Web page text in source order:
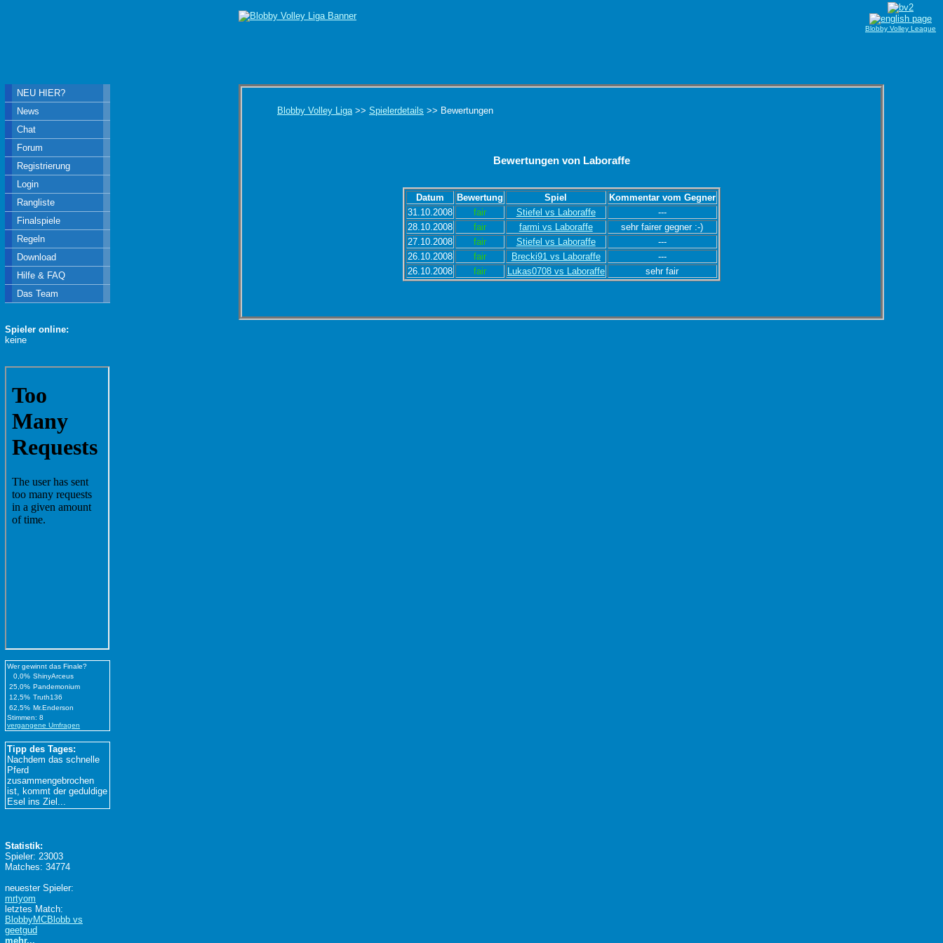
Blobby Volley Liga>> Spielerdetails >> Bewertungen
Bewertungen von Laboraffe
Datum Bewertung Spiel
Kommentar vom Gegner
31.10.2008
fair Stiefel vs Laboraffe
---
28.10.2008
fair farmi vs Laboraffe
sehr fairer gegner :-)
27.10.2008
fair Stiefel vs Laboraffe
---
26.10.2008
fair Brecki91 vs Laboraffe
---
26.10.2008
fair Lukas0708 vs Laboraffe sehr fair
Blobby Volley League
NEU HIER?
News
Chat
Forum
Registrierung
Login
Rangliste
Finalspiele
Regeln
Download
Hilfe & FAQ
Das Team
Spieler online:
keine
Wer gewinnt das Finale?
0,0% ShinyArceus
25,0% Pandemonium
12,5% Truth136
62,5% Mr.Enderson
Stimmen: 8
vergangene Umfragen
Tipp des Tages:
Nachdem das schnelle
Pferd
zusammengebrochen
ist, kommt der geduldige
Esel ins Ziel...
Statistik:
Spieler: 23003
Matches: 34774
neuester Spieler:
mrtyom
letztes Match:
BlobbyMCBlobb vs
geetgud
mehr...